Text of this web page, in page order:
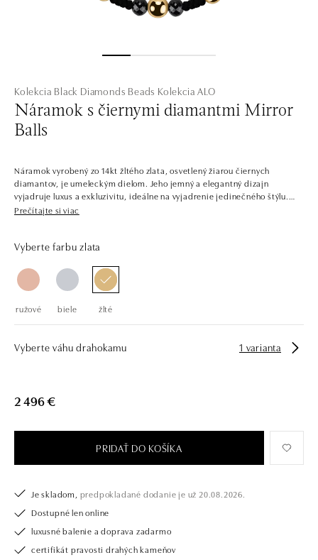
Kolekcia Black Diamonds Beads Kolekcia ALO
Náramok s čiernymi diamantmi Mirror
Balls
Náramok vyrobený zo 14kt žltého zlata, osvetlený žiarou čiernych
diamantov, je umeleckým dielom. Jeho jemný a elegantný dizajn
vyjadruje luxus a exkluzivitu, ideálne na vyjadrenie jedinečného štýlu.
tiež opatrený certifikátom pravosti a dodaný v luxusnom balení. Či už
nedarujete s nami iba šperk, ale aj múdru investíciu.
Prečítajte si viac
Vyberte farbu zlata
ružové biele žlté
Vyberte váhu drahokamu 1 varianta
2 496 €
PRIDAŤ DO KOŠÍKA
Je skladom, predpokladané dodanie je už 20.08.2026.
Dostupné len online
luxusné balenie a doprava zadarmo
certifikát pravosti drahých kameňov